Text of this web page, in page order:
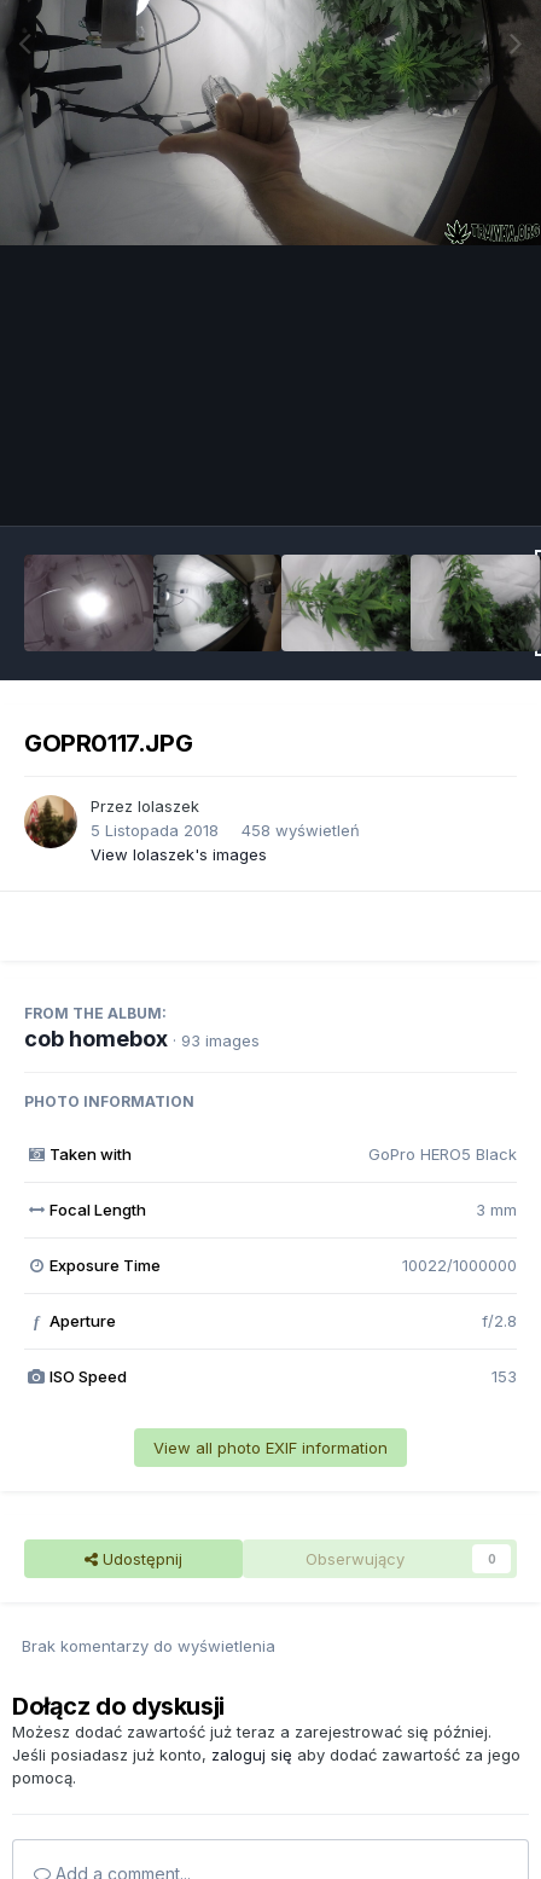
GOPR0117.JPG
Przez lolaszek
5 Listopada 2018
458 wyświetleń
View lolaszek's images
FROM THE ALBUM:
cob homebox · 93 images
PHOTO INFORMATION
Taken with GoPro HERO5 Black
Focal Length 3 mm
Exposure Time 10022/1000000
f Aperture f/2.8
ISO Speed 153
View all photo EXIF information
Udostępnij Obserwujący 0
Brak komentarzy do wyświetlenia
Dołącz do dyskusji
Możesz dodać zawartość już teraz a zarejestrować się później.
Jeśli posiadasz już konto, zaloguj się aby dodać zawartość za jego
pomocą.
Add a comment...